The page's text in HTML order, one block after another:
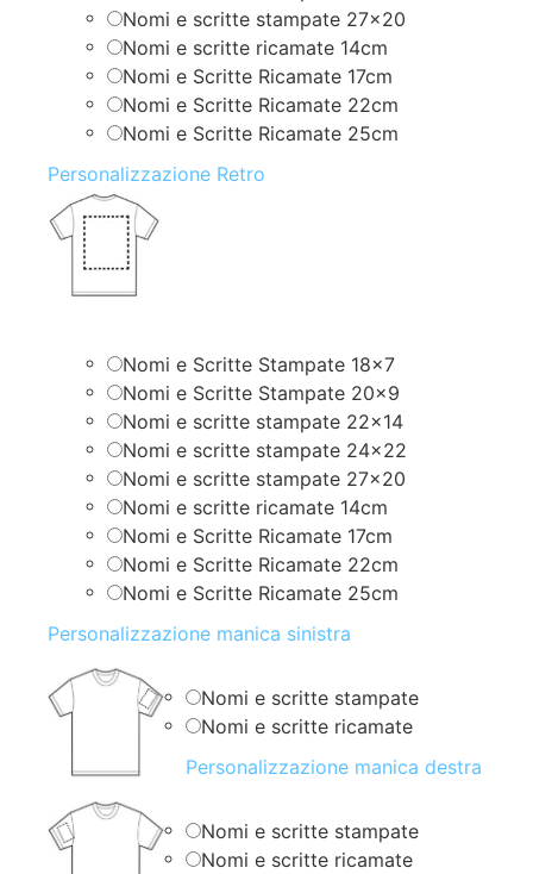
Nomi e scritte stampate 27×20
Nomi e scritte ricamate 14cm
Nomi e Scritte Ricamate 17cm
Nomi e Scritte Ricamate 22cm
Nomi e Scritte Ricamate 25cm
Personalizzazione Retro
Nomi e Scritte Stampate 18×7
Nomi e Scritte Stampate 20×9
Nomi e scritte stampate 22×14
Nomi e scritte stampate 24×22
Nomi e scritte stampate 27×20
Nomi e scritte ricamate 14cm
Nomi e Scritte Ricamate 17cm
Nomi e Scritte Ricamate 22cm
Nomi e Scritte Ricamate 25cm
Personalizzazione manica sinistra
Nomi e scritte stampate
Nomi e scritte ricamate
Personalizzazione manica destra
Nomi e scritte stampate
Nomi e scritte ricamate